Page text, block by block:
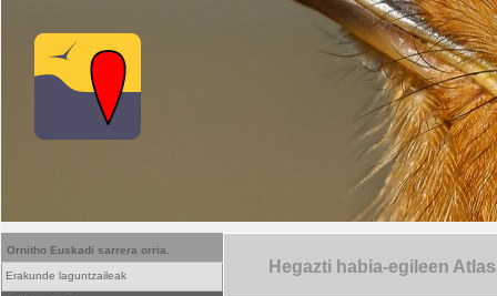
Ornitho Euskadi sarrera orria.
Erakunde laguntzaileak Hegazti habia-egileen